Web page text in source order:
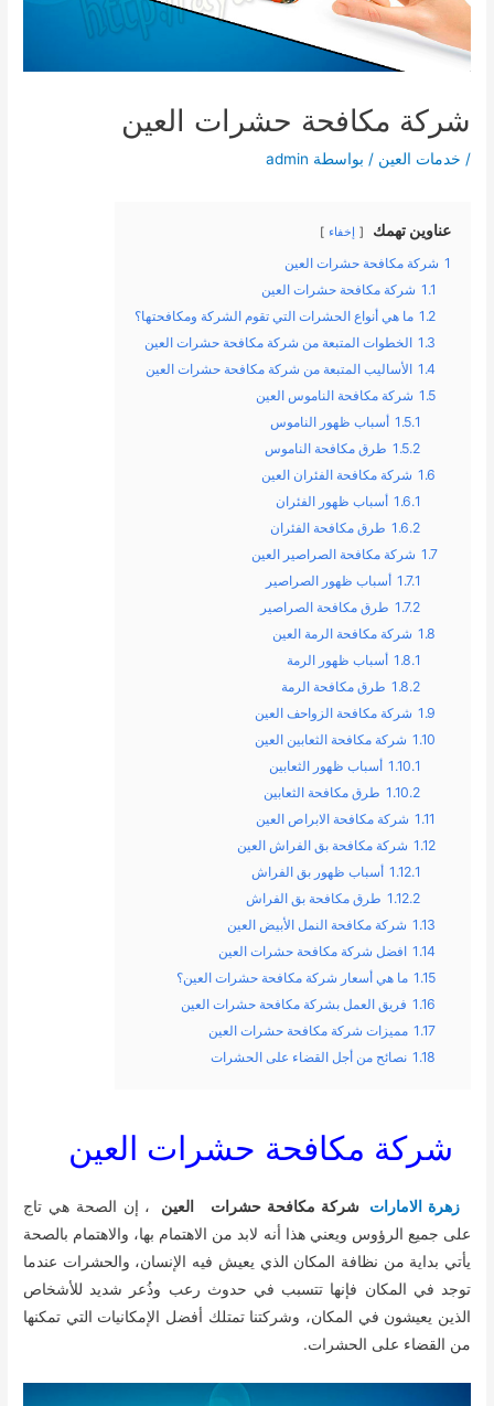
شركة مكافحة حشرات العين
/ خدمات العين / بواسطة admin
عناوين تهمك إخفاء
1 شركة مكافحة حشرات العين
1.1 شركة مكافحة حشرات العين
1.2 ما هي أنواع الحشرات التي تقوم الشركة ومكافحتها؟
1.3 الخطوات المتبعة من شركة مكافحة حشرات العين
1.4 الأساليب المتبعة من شركة مكافحة حشرات العين
1.5 شركة مكافحة الناموس العين
1.5.1 أسباب ظهور الناموس
1.5.2 طرق مكافحة الناموس
1.6 شركة مكافحة الفئران العين
1.6.1 أسباب ظهور الفئران
1.6.2 طرق مكافحة الفئران
1.7 شركة مكافحة الصراصير العين
1.7.1 أسباب ظهور الصراصير
1.7.2 طرق مكافحة الصراصير
1.8 شركة مكافحة الرمة العين
1.8.1 أسباب ظهور الرمة
1.8.2 طرق مكافحة الرمة
1.9 شركة مكافحة الزواحف العين
1.10 شركة مكافحة الثعابين العين
1.10.1 أسباب ظهور الثعابين
1.10.2 طرق مكافحة الثعابين
1.11 شركة مكافحة الابراص العين
1.12 شركة مكافحة بق الفراش العين
1.12.1 أسباب ظهور بق الفراش
1.12.2 طرق مكافحة بق الفراش
1.13 شركة مكافحة النمل الأبيض العين
1.14 افضل شركة مكافحة حشرات العين
1.15 ما هي أسعار شركة مكافحة حشرات العين؟
1.16 فريق العمل بشركة مكافحة حشرات العين
1.17 مميزات شركة مكافحة حشرات العين
1.18 نصائح من أجل القضاء على الحشرات
شركة مكافحة حشرات العين
زهرة الامارات شركة مكافحة حشرات العين ، إن الصحة هي تاج
على جميع الرؤوس ويعني هذا أنه لابد من الاهتمام بها، والاهتمام بالصحة
يأتي بداية من نظافة المكان الذي يعيش فيه الإنسان، والحشرات عندما
توجد في المكان فإنها تتسبب في حدوث رعب وذُعر شديد للأشخاص
الذين يعيشون في المكان، وشركتنا تمتلك أفضل الإمكانيات التي تمكنها
من القضاء على الحشرات.